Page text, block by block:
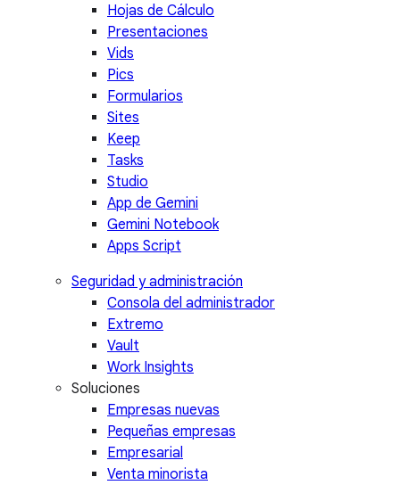
Hojas de Cálculo
Presentaciones
Vids
Pics
Formularios
Sites
Keep
Tasks
Studio
App de Gemini
Gemini Notebook
Apps Script
Seguridad y administración
Consola del administrador
Extremo
Vault
Work Insights
Soluciones
Empresas nuevas
Pequeñas empresas
Empresarial
Venta minorista